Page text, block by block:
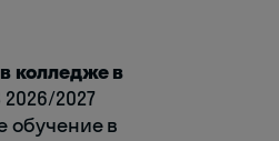
колледже в
2026/2027
обучение в